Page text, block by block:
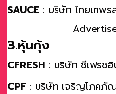
SAUCE : บริษัท ไทยเทพ
3.หุ้นกุ้ง
CFRESH : บริษัท ซีเฟรช
CPF : บริษัท เจริญโภคภั